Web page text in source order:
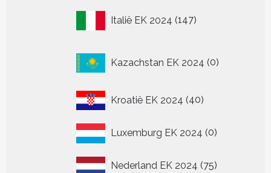
Italië EK 2024 147
producten
Kazachstan EK 2024 0
producten
Kroatië EK 2024 4040
Luxemburg EK 2024 00
Nederland EK 2024 7575